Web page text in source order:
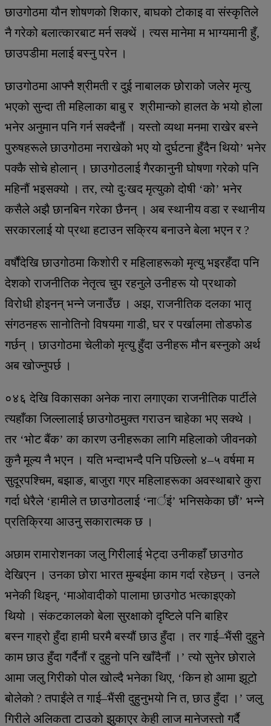
छाउगोठमा यौन शोषणको शिकार, बाघको टोकाइ वा संस्कृतिले
नै गरेको बलात्कारबाट मर्न सक्थें । त्यस मानेमा म भाग्यमानी हुँ,
छाउपडीमा मलाई बस्नु परेन ।
छाउगोठमा आफ्नै श्रीमती र दुई नाबालक छोराको जलेर मृत्यु
भएको सुन्दा ती महिलाका बाबु र श्रीमान्को हालत के भयो होला
भनेर अनुमान पनि गर्न सक्दैनौं । यस्तो व्यथा मनमा राखेर बस्ने
पुरुषहरूले छाउगोठमा नराखेको भए यो दुर्घटना हुँदैन थियो’ भनेर
पक्कै सोचे होलान् । छाउगोठलाई गैरकानुनी घोषणा गरेको पनि
महिनौं भइसक्यो । तर, त्यो दुःखद मृत्युको दोषी ‘को’ भनेर
कसैले अझै छानबिन गरेका छैनन् । अब स्थानीय वडा र स्थानीय
सरकारलाई यो प्रथा हटाउन सक्रिय बनाउने बेला भएन र ?
वर्षौंदेखि छाउगोठमा किशोरी र महिलाहरूको मृत्यु भइरहँदा पनि
देशको राजनीतिक नेतृत्व चुप रहनुले उनीहरू यो प्रथाको
विरोधी होइनन् भन्ने जनाउँछ । अझ, राजनीतिक दलका भातृ
संगठनहरू सानोतिनो विषयमा गाडी, घर र पर्खालमा तोडफोड
गर्छन् । छाउगोठमा चेलीको मृत्यु हुँदा उनीहरू मौन बस्नुको अर्थ
अब खोज्नुपर्छ ।
०४६ देखि विकासका अनेक नारा लगाएका राजनीतिक पार्टीले
त्यहाँका जिल्लालाई छाउगोठमुक्त गराउन चाहेका भए सक्थे ।
तर ‘भोट बैंक’ का कारण उनीहरूका लागि महिलाको जीवनको
कुनै मूल्य नै भएन । यति भन्दाभन्दै पनि पछिल्लो ४–५ वर्षमा म
सुदूरपश्चिम, बझाङ, बाजुरा गएर महिलाहरूका अवस्थाबारे कुरा
गर्दा धेरैले ‘हामीले त छाउगोठलाई ‘नार्इं’ भनिसकेका छौं’ भन्ने
प्रतिक्रिया आउनु सकारात्मक छ ।
अछाम रामारोशनका जलु गिरीलाई भेट्दा उनीकहाँ छाउगोठ
देखिएन । उनका छोरा भारत मुम्बईमा काम गर्दा रहेछन् । उनले
भनेकी थिइन्, ‘माओवादीको पालामा छाउगोठ भत्काइएको
थियो । संकटकालको बेला सुरक्षाको दृष्टिले पनि बाहिर
बस्न गाह्रो हुँदा हामी घरमै बस्यौं छाउ हुँदा । तर गाई–भैंसी दुहुने
काम छाउ हुँदा गर्दैनौं र दुहुनो पनि खाँदैनौं ।’ त्यो सुनेर छोराले
आमा जलु गिरीको पोल खोल्दै भनेका थिए, ‘किन हो आमा झूटो
बोलेको ? तपाईंले त गाई–भैंसी दुहुनुभयो नि त, छाउ हुँदा ।’ जलु
गिरीले अलिकता टाउको झुकाएर केही लाज मानेजस्तो गर्दै